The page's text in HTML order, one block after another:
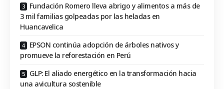
Fundación Romero lleva abrigo y alimentos a más de
3 mil familias golpeadas por las heladas en
Huancavelica
EPSON continúa adopción de árboles nativos y
promueve la reforestación en Perú
GLP: El aliado energético en la transformación hacia
una avicultura sostenible